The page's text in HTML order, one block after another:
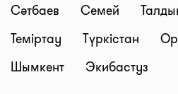
Сәтбаев
Семей
Теміртау
Түркістан
Шымкент
Экибастуз